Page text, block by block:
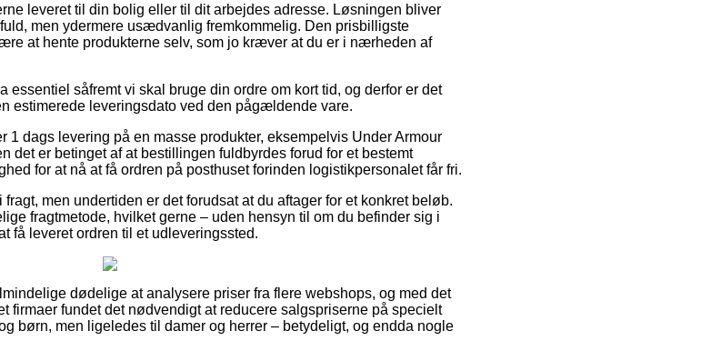
leveret til din bolig eller til dit arbejdes adresse. Løsningen bliver
men ydermere usædvanlig fremkommelig. Den prisbilligste
at hente produkterne selv, som jo kræver at du er i nærheden af
essentiel såfremt vi skal bruge din ordre om kort tid, og derfor er det
estimerede leveringsdato ved den pågældende vare.
dags levering på en masse produkter, eksempelvis Under Armour
det er betinget af at bestillingen fuldbyrdes forud for et bestemt
for at nå at få ordren på posthuset forinden logistikpersonalet får fri.
men undertiden er det forudsat at du aftager for et konkret beløb.
fragtmetode, hvilket gerne – uden hensyn til om du befinder sig i
få leveret ordren til et udleveringssted.
dødelige at analysere priser fra flere webshops, og med det
firmaer fundet det nødvendigt at reducere salgspriserne på specielt
børn, men ligeledes til damer og herrer – betydeligt, og endda nogle